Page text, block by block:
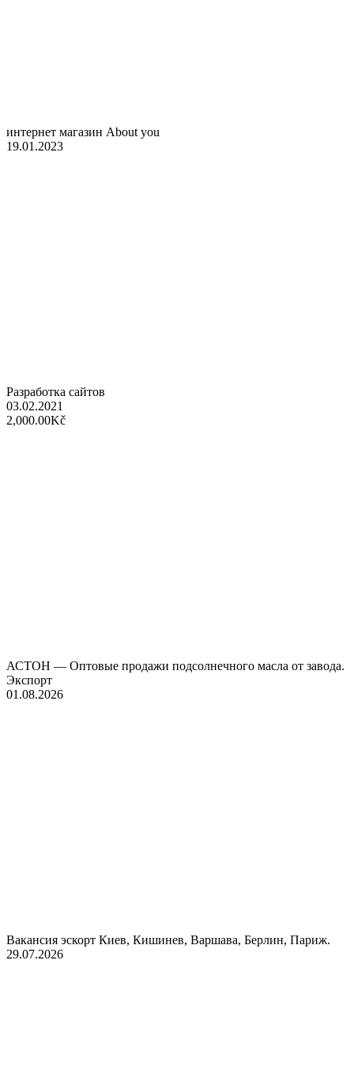
интернет магазин About you
19.01.2023
Разработка сайтов
03.02.2021
2,000.00Kč
АСТОН — Оптовые продажи подсолнечного масла от завода.
Экспорт
01.08.2026
Вакансия эскорт Киев, Кишинев, Варшава, Берлин, Париж.
29.07.2026